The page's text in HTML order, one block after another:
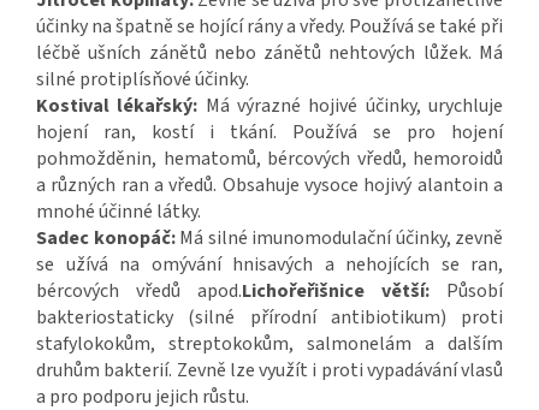
účinky na špatně se hojící rány a vředy. Používá se také při
léčbě ušních zánětů nebo zánětů nehtových lůžek. Má
silné protiplísňové účinky.
Kostival lékařský: Má výrazné hojivé účinky, urychluje
hojení ran, kostí i tkání. Používá se pro hojení
pohmožděnin, hematomů, bércových vředů, hemoroidů
a různých ran a vředů. Obsahuje vysoce hojivý alantoin a
mnohé účinné látky.
Sadec konopáč:Má silné imunomodulační účinky, zevně
se užívá na omývání hnisavých a nehojících se ran,
bércových vředů apod.Lichořeřišnice větší: Působí
bakteriostaticky (silné přírodní antibiotikum) proti
stafylokokům, streptokokům, salmonelám a dalším
druhům bakterií. Zevně lze využít i proti vypadávání vlasů
a pro podporu jejich růstu.